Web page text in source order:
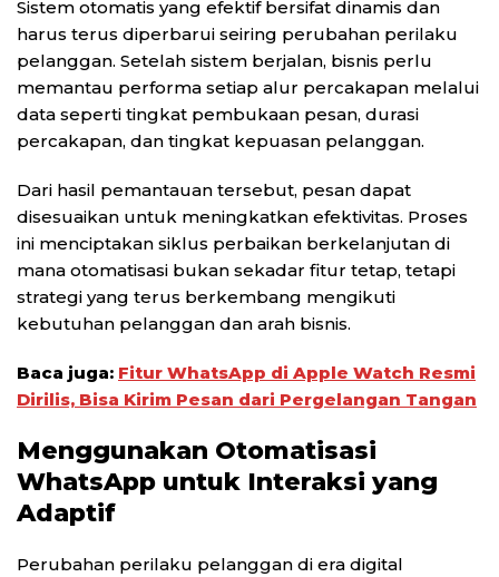
Sistem otomatis yang efektif bersifat dinamis dan
harus terus diperbarui seiring perubahan perilaku
pelanggan. Setelah sistem berjalan, bisnis perlu
memantau performa setiap alur percakapan melalui
data seperti tingkat pembukaan pesan, durasi
percakapan, dan tingkat kepuasan pelanggan.
Dari hasil pemantauan tersebut, pesan dapat
disesuaikan untuk meningkatkan efektivitas. Proses
ini menciptakan siklus perbaikan berkelanjutan di
mana otomatisasi bukan sekadar fitur tetap, tetapi
strategi yang terus berkembang mengikuti
kebutuhan pelanggan dan arah bisnis.
Baca juga: Fitur WhatsApp di Apple Watch Resmi
Dirilis, Bisa Kirim Pesan dari Pergelangan Tangan
Menggunakan Otomatisasi
WhatsApp untuk Interaksi yang
Adaptif
Perubahan perilaku pelanggan di era digital